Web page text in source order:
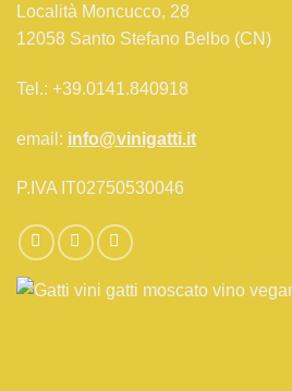
Località Moncucco, 28
12058 Santo Stefano Belbo (CN)
Tel.: +39.0141.840918
email: info@vinigatti.it
P.IVA IT02750530046